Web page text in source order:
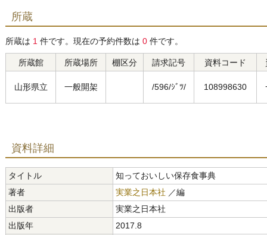
所蔵
所蔵は 1 件です。現在の予約件数は 0 件です。
所蔵館 所蔵場所 棚区分 請求記号 資料コード
山形県立 一般開架 /596/ｼﾞﾂ/ 108998630
資料詳細
タイトル
知っておいしい保存食事典
著者
実業之日本社 ／編
出版者
実業之日本社
出版年
2017.8